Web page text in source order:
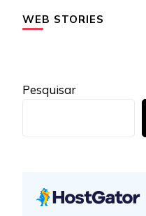
WEB STORIES
Pesquisar